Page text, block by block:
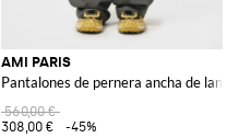
AMI PARIS
Pantalones de pernera ancha de lana
560,00 €
308,00 €
-45%